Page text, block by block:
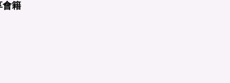
會籍